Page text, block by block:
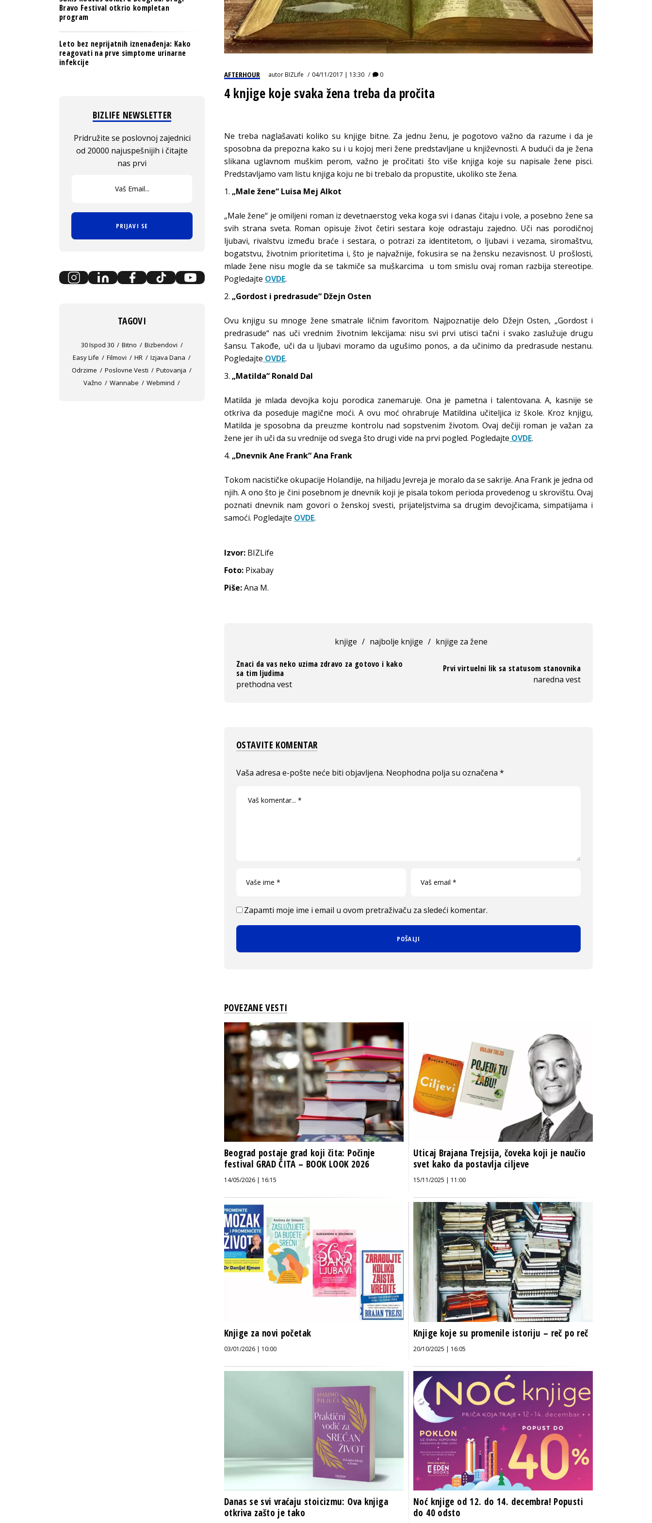
AFTERHOUR autorBIZLife 04/11/2017 | 13:30 0
4 knjige koje svaka žena treba da pročita
Ne treba naglašavati koliko su knjige bitne. Za jednu ženu, je pogotovo važno da razume i da je
sposobna da prepozna kako su i u kojoj meri žene predstavljane u književnosti. A budući da je žena
slikana uglavnom muškim perom, važno je pročitati što više knjiga koje su napisale žene pisci.
Predstavljamo vam listu knjiga koju ne bi trebalo da propustite, ukoliko ste žena.
„Male žene“ Luisa Mej Alkot
„Male žene“ je omiljeni roman iz devetnaerstog veka koga svi i danas čitaju i vole, a posebno žene sa
svih strana sveta. Roman opisuje život četiri sestara koje odrastaju zajedno. Uči nas porodičnoj
ljubavi, rivalstvu između braće i sestara, o potrazi za identitetom, o ljubavi i vezama, siromaštvu,
bogatstvu, životnim prioritetima i, što je najvažnije, fokusira se na žensku nezavisnost. U prošlosti,
mlade žene nisu mogle da se takmiče sa muškarcima u tom smislu ovaj roman razbija stereotipe.
Pogledajte OVDE.
„Gordost i predrasude“ Džejn Osten
Ovu knjigu su mnoge žene smatrale ličnim favoritom. Najpoznatije delo Džejn Osten, „Gordost i
predrasude“ nas uči vrednim životnim lekcijama: nisu svi prvi utisci tačni i svako zaslužuje drugu
šansu. Takođe, uči da u ljubavi moramo da ugušimo ponos, a da učinimo da predrasude nestanu.
Pogledajte OVDE.
„Matilda“ Ronald Dal
Matilda je mlada devojka koju porodica zanemaruje. Ona je pametna i talentovana. A, kasnije se
otkriva da poseduje magične moći. A ovu moć ohrabruje Matildina učiteljica iz škole. Kroz knjigu,
Matilda je sposobna da preuzme kontrolu nad sopstvenim životom. Ovaj dečiji roman je važan za
žene jer ih uči da su vrednije od svega što drugi vide na prvi pogled. Pogledajte OVDE.
„Dnevnik Ane Frank“ Ana Frank
Tokom nacističke okupacije Holandije, na hiljadu Jevreja je moralo da se sakrije. Ana Frank je jedna od
njih. A ono što je čini posebnom je dnevnik koji je pisala tokom perioda provedenog u skrovištu. Ovaj
poznati dnevnik nam govori o ženskoj svesti, prijateljstvima sa drugim devojčicama, simpatijama i
samoći. Pogledajte OVDE.
Izvor: BIZLife
Foto: Pixabay
Piše:Ana M.
knjige / najbolje knjige / knjige za žene
Znaci da vas neko uzima zdravo za gotovo i kako
sa tim ljudima
prethodna vest
Prvi virtuelni lik sa statusom stanovnika
naredna vest
OSTAVITE KOMENTAR
Vaša adresa e-pošte neće biti objavljena. Neophodna polja su označena *
Zapamti moje ime i email u ovom pretraživaču za sledeći komentar.
POVEZANE VESTI
Beograd postaje grad koji čita: Počinje
festival GRAD ČITA – BOOK LOOK 2026
14/05/2026 | 16:15
Uticaj Brajana Trejsija, čoveka koji je naučio
svet kako da postavlja ciljeve
15/11/2025 | 11:00
Knjige za novi početak
03/01/2026 | 10:00
Knjige koje su promenile istoriju – reč po reč
20/10/2025 | 16:05
Danas se svi vraćaju stoicizmu: Ova knjiga
otkriva zašto je tako
Noć knjige od 12. do 14. decembra! Popusti
do 40 odsto
Bravo Festival otkrio kompletan
program
Leto bez neprijatnih iznenađenja: Kako
reagovati na prve simptome urinarne
infekcije
BIZLIFE NEWSLETTER
Pridružite se poslovnoj zajednici
od 20000 najuspešnijih i čitajte
nas prvi
PRIJAVI SE
TAGOVI
30 Ispod 30 Bitno
Bizbendovi
Easy Life
Filmovi HR
Izjava Dana
Odrzime
Poslovne Vesti
Putovanja
Važno
Wannabe Webmind